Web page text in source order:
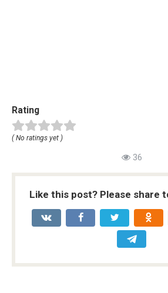
Rating
( No ratings yet )
36
Like this post? Please share